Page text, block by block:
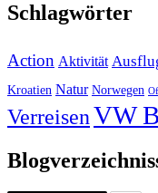
Schlagwörter
Action Aktivität
Kroatien Natur Norwegen
VerreisenVW